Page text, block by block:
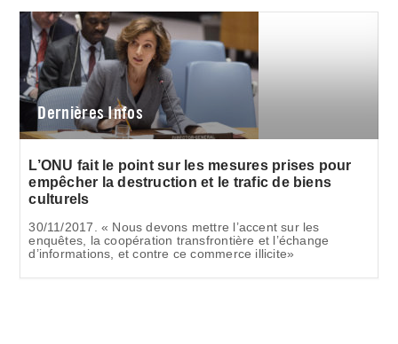
Dernières Infos
L’ONU fait le point sur les mesures prises pour
empêcher la destruction et le trafic de biens
culturels
30/11/2017. « Nous devons mettre l’accent sur les
enquêtes, la coopération transfrontière et l’échange
d’informations, et contre ce commerce illicite»